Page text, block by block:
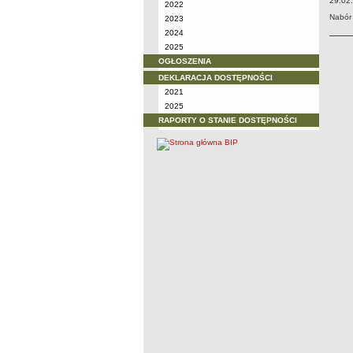
2022
2023
2024
2025
OGŁOSZENIA
DEKLARACJA DOSTĘPNOŚCI
2021
2025
RAPORTY O STANIE DOSTĘPNOŚCI
Nabór